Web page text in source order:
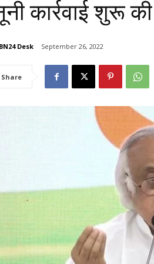
कार्रवाई शुरू की
Desk September 26, 2022
Share